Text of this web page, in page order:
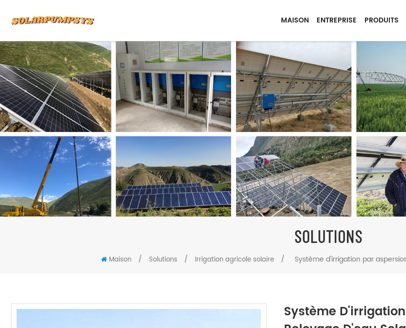
MAISON ENTREPRISE PRODUITS
SOLUTIONS
Maison / Solutions / Irrigation agricole solaire / Système d'irrigation par
Système